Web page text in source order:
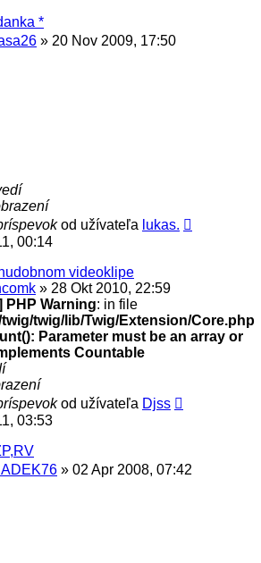
*
» 20 Nov 2009, 17:50
od užívateľa lukas.
00:14
videoklipe
» 28 Okt 2010, 22:59
PHP Warning: in file
twig/twig/lib/Twig/Extension/Core.php
Parameter must be an array or
Countable
od užívateľa Djss
03:53
» 02 Apr 2008, 07:42